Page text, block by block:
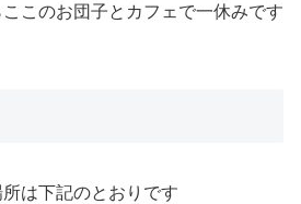
このお団子とカフェで一休みです
は下記のとおりです